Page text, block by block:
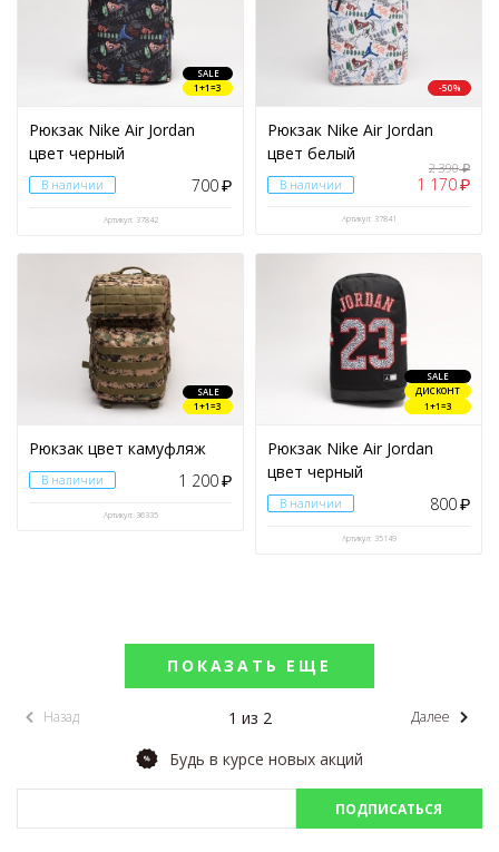
SALE
1+1=3
Рюкзак Nike Air Jordan
цвет черный
В наличии 700₽
Артикул: 37842
-50%
Рюкзак Nike Air Jordan
цвет белый
В наличии
2 390₽
1 170₽
Артикул: 37841
SALE
1+1=3
Рюкзак цвет камуфляж
В наличии 1 200₽
Артикул: 36335
SALE
ДИСКОНТ
1+1=3
Рюкзак Nike Air Jordan
цвет черный
В наличии 800₽
Артикул: 35149
ПОКАЗАТЬ ЕЩЕ
Назад Далее
1 из 2
Будь в курсе новых акций
ПОДПИСАТЬСЯ